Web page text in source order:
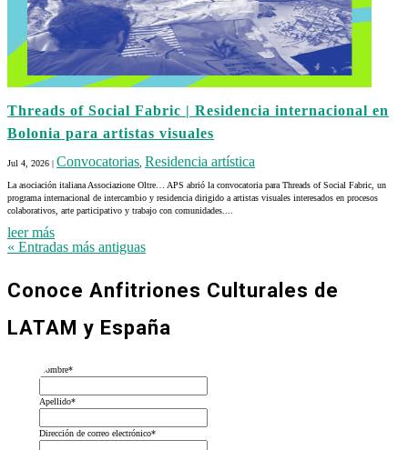
Threads of Social Fabric | Residencia internacional en
Bolonia para artistas visuales
Jul 4, 2026 | Convocatorias Residencia artística
La asociación italiana Associazione Oltre… APS abrió la convocatoria para Threads of Social Fabric, un
programa internacional de intercambio y residencia dirigido a artistas visuales interesados en procesos
colaborativos, arte participativo y trabajo con comunidades....
leer más
« Entradas más antiguas
Conoce Anfitriones Culturales de
LATAM y España
Nombre*
Apellido*
Dirección de correo electrónico*